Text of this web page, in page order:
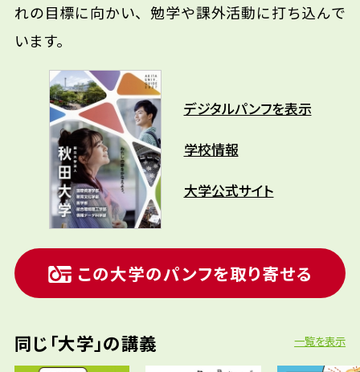
れの目標に向かい、勉学や課外活動に打ち込んで
います。
デジタルパンフを表示
学校情報
大学公式サイト
この大学のパンフを取り寄せる
同じ「大学」の講義 一覧を表示